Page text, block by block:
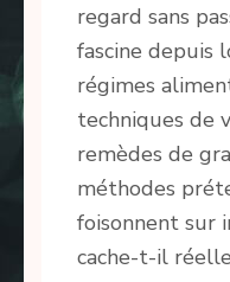
regard sans
fascine depuis
régimes
techniques de
remèdes de
méthodes
foisonnent sur
cache-t-il